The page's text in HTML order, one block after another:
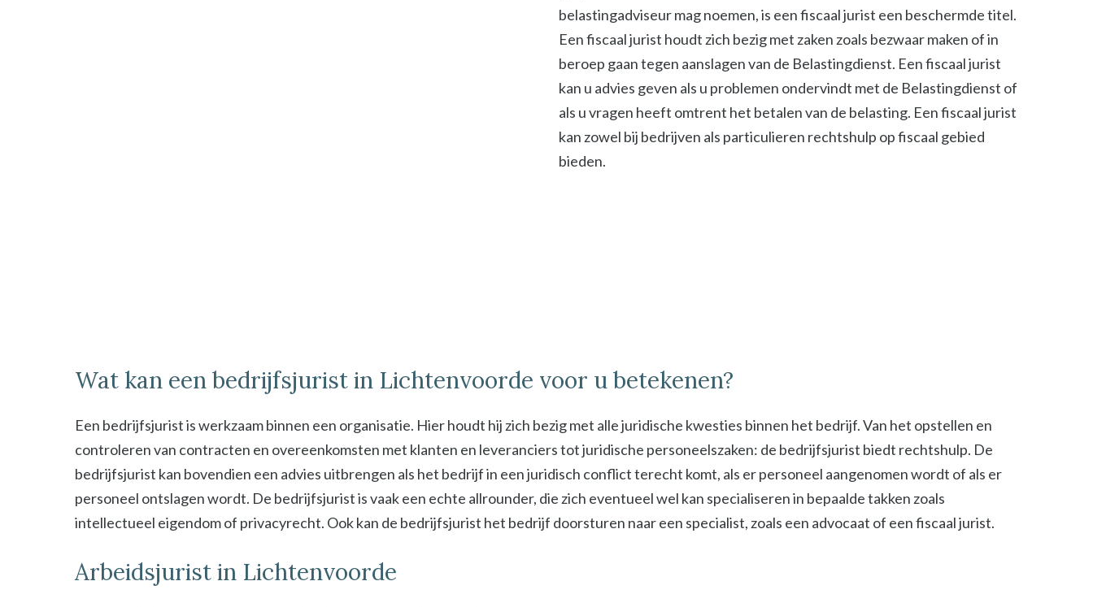
belastingadviseur mag noemen, is een fiscaal jurist een beschermde titel.
Een fiscaal jurist houdt zich bezig met zaken zoals bezwaar maken of in
beroep gaan tegen aanslagen van de Belastingdienst. Een fiscaal jurist
kan u advies geven als u problemen ondervindt met de Belastingdienst of
als u vragen heeft omtrent het betalen van de belasting. Een fiscaal jurist
kan zowel bij bedrijven als particulieren rechtshulp op fiscaal gebied
bieden.
Wat kan een bedrijfsjurist in Lichtenvoorde voor u betekenen?
Een bedrijfsjurist is werkzaam binnen een organisatie. Hier houdt hij zich bezig met alle juridische kwesties binnen het bedrijf. Van het opstellen en
controleren van contracten en overeenkomsten met klanten en leveranciers tot juridische personeelszaken: de bedrijfsjurist biedt rechtshulp. De
bedrijfsjurist kan bovendien een advies uitbrengen als het bedrijf in een juridisch conflict terecht komt, als er personeel aangenomen wordt of als er
personeel ontslagen wordt. De bedrijfsjurist is vaak een echte allrounder, die zich eventueel wel kan specialiseren in bepaalde takken zoals
intellectueel eigendom of privacyrecht. Ook kan de bedrijfsjurist het bedrijf doorsturen naar een specialist, zoals een advocaat of een fiscaal jurist.
Arbeidsjurist in Lichtenvoorde